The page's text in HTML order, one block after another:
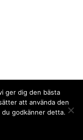
ger dig den bästa
att använda den
godkänner detta.